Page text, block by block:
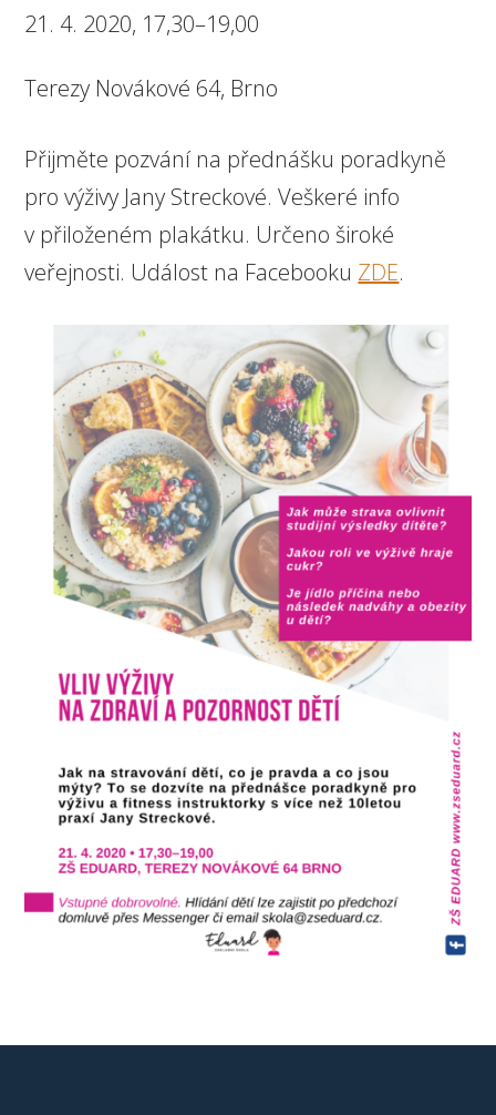
21. 4. 2020, 17,30–19,00
Terezy Novákové 64, Brno
Přijměte pozvání na přednášku poradkyně
pro výživy Jany Streckové. Veškeré info
v přiloženém plakátku. Určeno široké
veřejnosti. Událost na Facebooku ZDE.